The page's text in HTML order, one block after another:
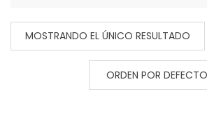
MOSTRANDO EL ÚNICO RESULTADO